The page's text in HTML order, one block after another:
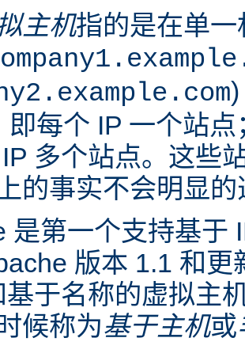
主机指的是在单
)
即每个 IP 一个站点
多个站点。这些
的事实不会明显
是第一个支持基于
版本 1.1 和
基于名称的虚拟主
候称为基于主机或